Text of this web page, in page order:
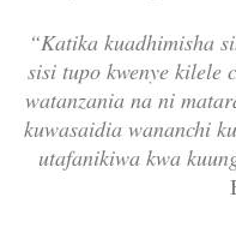
“Katika kuadhimisha
sisi tupo kwenye kilele
watanzania na ni
kuwasaidia wananchi
utafanikiwa kwa